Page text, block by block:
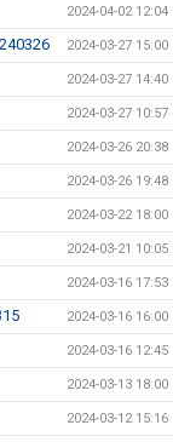
2024-04-02 12:04
2024-03-27 15:00
2024-03-27 14:40
2024-03-27 10:57
2024-03-26 20:38
2024-03-26 19:48
2024-03-22 18:00
2024-03-21 10:05
2024-03-16 17:53
2024-03-16 16:00
2024-03-16 12:45
2024-03-13 18:00
2024-03-12 15:16